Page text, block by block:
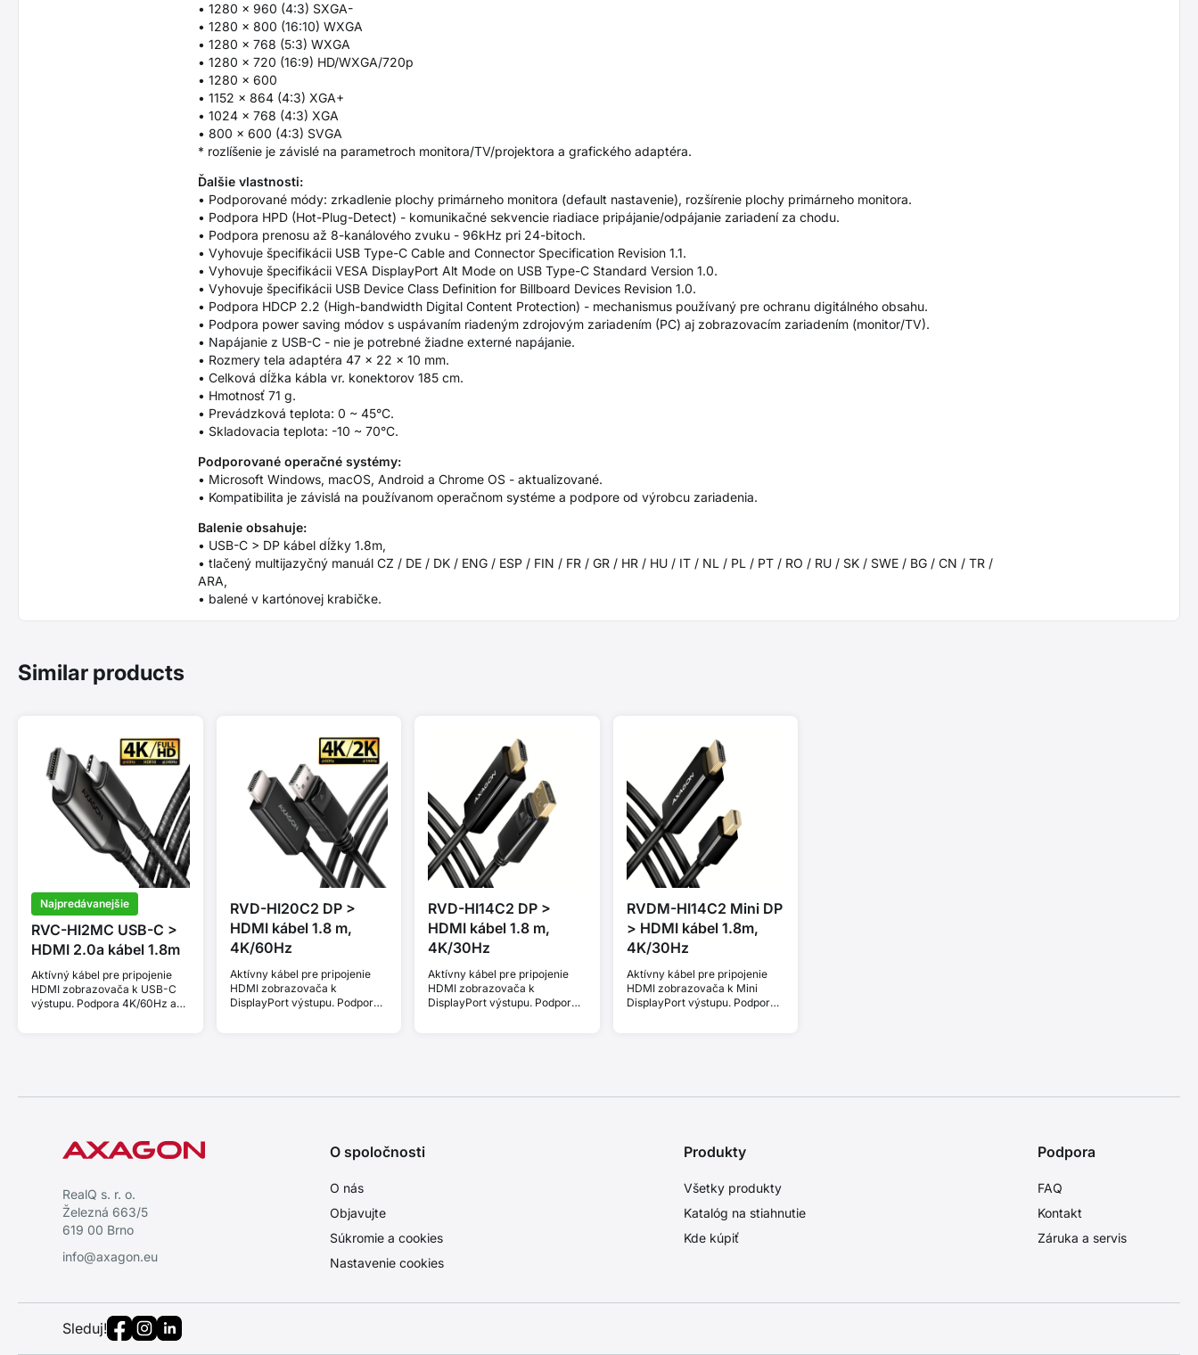
• 1280 x 960 (4:3) SXGA-
• 1280 x 800 (16:10) WXGA
• 1280 x 768 (5:3) WXGA
• 1280 x 720 (16:9) HD/WXGA/720p
• 1280 x 600
• 1152 x 864 (4:3) XGA+
• 1024 x 768 (4:3) XGA
• 800 x 600 (4:3) SVGA
* rozlíšenie je závislé na parametroch monitora/TV/projektora a grafického adaptéra.
Ďalšie vlastnosti:
• Podporované módy: zrkadlenie plochy primárneho monitora (default nastavenie), rozšírenie plochy primárneho monitora.
• Podpora HPD (Hot-Plug-Detect) - komunikačné sekvencie riadiace pripájanie/odpájanie zariadení za chodu.
• Podpora prenosu až 8-kanálového zvuku - 96kHz pri 24-bitoch.
• Vyhovuje špecifikácii USB Type-C Cable and Connector Specification Revision 1.1.
• Vyhovuje špecifikácii VESA DisplayPort Alt Mode on USB Type-C Standard Version 1.0.
• Vyhovuje špecifikácii USB Device Class Definition for Billboard Devices Revision 1.0.
• Podpora HDCP 2.2 (High-bandwidth Digital Content Protection) - mechanismus používaný pre ochranu digitálného obsahu.
• Podpora power saving módov s uspávaním riadeným zdrojovým zariadením (PC) aj zobrazovacím zariadením (monitor/TV).
• Napájanie z USB-C - nie je potrebné žiadne externé napájanie.
• Rozmery tela adaptéra 47 x 22 x 10 mm.
• Celková dĺžka kábla vr. konektorov 185 cm.
• Hmotnosť 71 g.
• Prevádzková teplota: 0 ~ 45°C.
• Skladovacia teplota: -10 ~ 70°C.
Podporované operačné systémy:
• Microsoft Windows, macOS, Android a Chrome OS - aktualizované.
• Kompatibilita je závislá na používanom operačnom systéme a podpore od výrobcu zariadenia.
Balenie obsahuje:
• USB-C > DP kábel dĺžky 1.8m,
• tlačený multijazyčný manuál CZ / DE / DK / ENG / ESP / FIN / FR / GR / HR / HU / IT / NL / PL / PT / RO / RU / SK / SWE / BG / CN / TR /
ARA,
• balené v kartónovej krabičke.
Similar products
Najpredávanejšie
RVC-HI2MC USB-C >
HDMI 2.0a kábel 1.8m
Aktívný kábel pre pripojenie
HDMI zobrazovača k USB-C
výstupu. Podpora 4K/60Hz a
RVD-HI20C2 DP >
HDMI kábel 1.8 m,
4K/60Hz
Aktívny kábel pre pripojenie
HDMI zobrazovača k
DisplayPort výstupu. Podpora
RVD-HI14C2 DP >
HDMI kábel 1.8 m,
4K/30Hz
Aktívny kábel pre pripojenie
HDMI zobrazovača k
DisplayPort výstupu. Podpora
RVDM-HI14C2 Mini DP
> HDMI kábel 1.8m,
4K/30Hz
Aktívny kábel pre pripojenie
HDMI zobrazovača k Mini
DisplayPort výstupu. Podpora
RealQ s. r. o.
Železná 663/5
619 00 Brno
info@axagon.eu
O spoločnosti
O nás
Objavujte
Súkromie a cookies
Nastavenie cookies
Produkty
Všetky produkty
Katalóg na stiahnutie
Kde kúpiť
Podpora
FAQ
Kontakt
Záruka a servis
Sleduj!